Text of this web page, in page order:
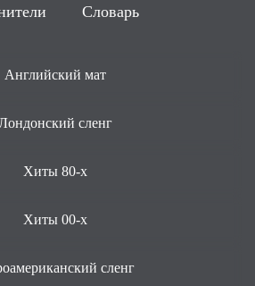
Словарь
Английский мат
сленг
Хиты 80-х
Хиты 00-х
сленг